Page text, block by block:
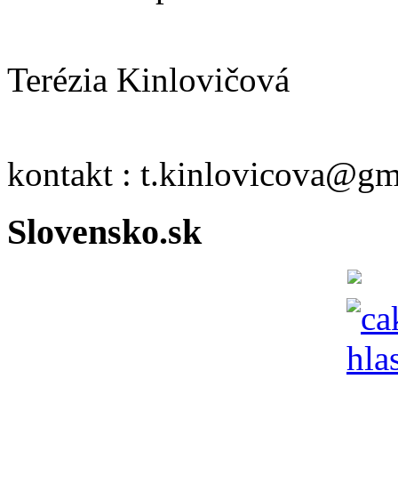
Terézia Kinlovičová
kontakt :
Slovensko.sk